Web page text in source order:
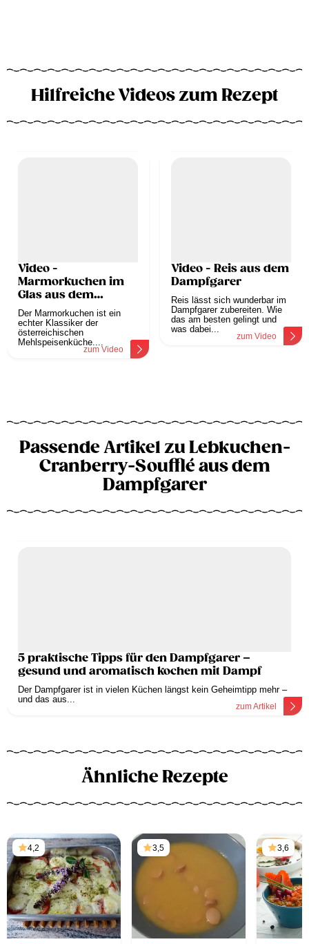
Hilfreiche Videos zum Rezept
Video -
Marmorkuchen im
Glas aus dem
Dampfgarer
Der Marmorkuchen ist ein
echter Klassiker der
österreichischen
Mehlspeisenküche....
zum Video
Video - Reis aus dem
Dampfgarer
Reis lässt sich wunderbar im
Dampfgarer zubereiten. Wie
das am besten gelingt und
was dabei...
zum Video
Passende Artikel zu Lebkuchen-
Cranberry-Soufflé aus dem
Dampfgarer
5 praktische Tipps für den Dampfgarer –
gesund und aromatisch kochen mit Dampf
Der Dampfgarer ist in vielen Küchen längst kein Geheimtipp mehr –
und das aus...
zum Artikel
Ähnliche Rezepte
4,2 3,5 3,6